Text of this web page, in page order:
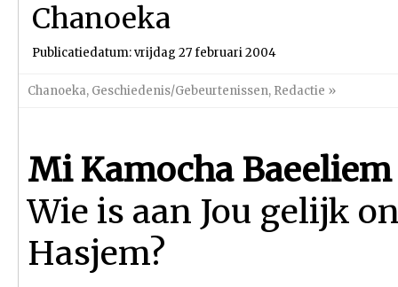
Chanoeka
Publicatiedatum: vrijdag 27 februari 2004
Chanoeka, Geschiedenis/Gebeurtenissen, Redactie »
Mi Kamocha Baeeliem
Wie is aan Jou gelijk
Hasjem?